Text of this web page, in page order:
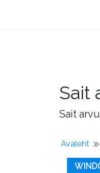
Sait
Sait
Avaleht